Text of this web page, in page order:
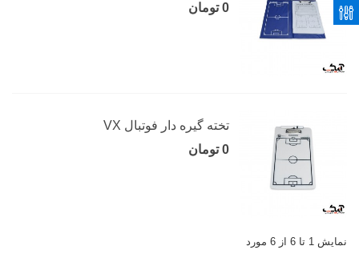
0 تومان
تخته گیره دار فوتبال VX
0 تومان
نمایش 1 تا 6 از 6 مورد